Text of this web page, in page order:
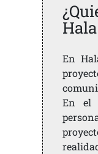
En
En el